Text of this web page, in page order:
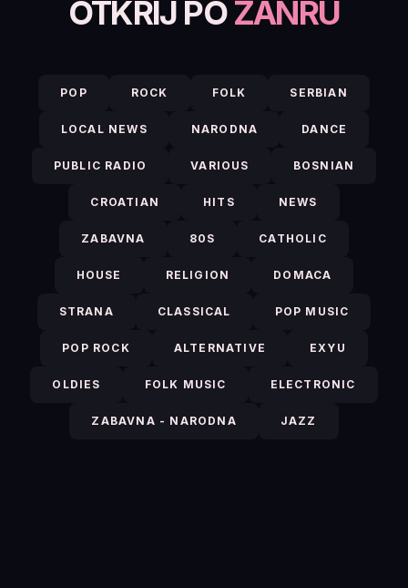
OTKRIJ POŽANRU
POP ROCK FOLK SERBIAN
LOCAL NEWS NARODNA DANCE
PUBLIC RADIO VARIOUS BOSNIAN
CROATIAN HITS NEWS
ZABAVNA 80S CATHOLIC
HOUSE RELIGION DOMACA
STRANA CLASSICAL POP MUSIC
POP ROCK ALTERNATIVE EXYU
OLDIES FOLK MUSIC ELECTRONIC
ZABAVNA - NARODNA JAZZ